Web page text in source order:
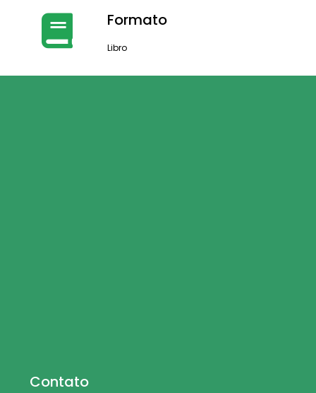
Formato
Libro
Contato